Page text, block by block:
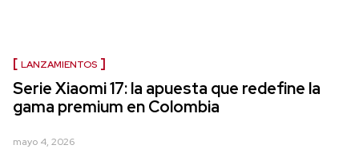
LANZAMIENTOS
Serie Xiaomi 17: la apuesta que redefine la
gama premium en Colombia
mayo 4, 2026